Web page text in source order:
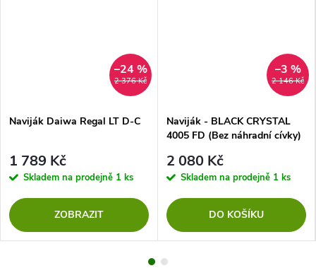
2 376 Kč
–24 %
Naviják Daiwa Regal LT D-C
1 789 Kč
Skladem na prodejně 1 ks
ZOBRAZIT
2 146 Kč
–3 %
Naviják - BLACK CRYSTAL
4005 FD (Bez náhradní cívky)
2 080 Kč
Skladem na prodejně 1 ks
DO KOŠÍKU